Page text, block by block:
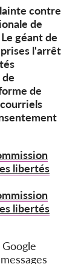
contre
de
géant de
l'arrêt
de
libertés
libertés
Google